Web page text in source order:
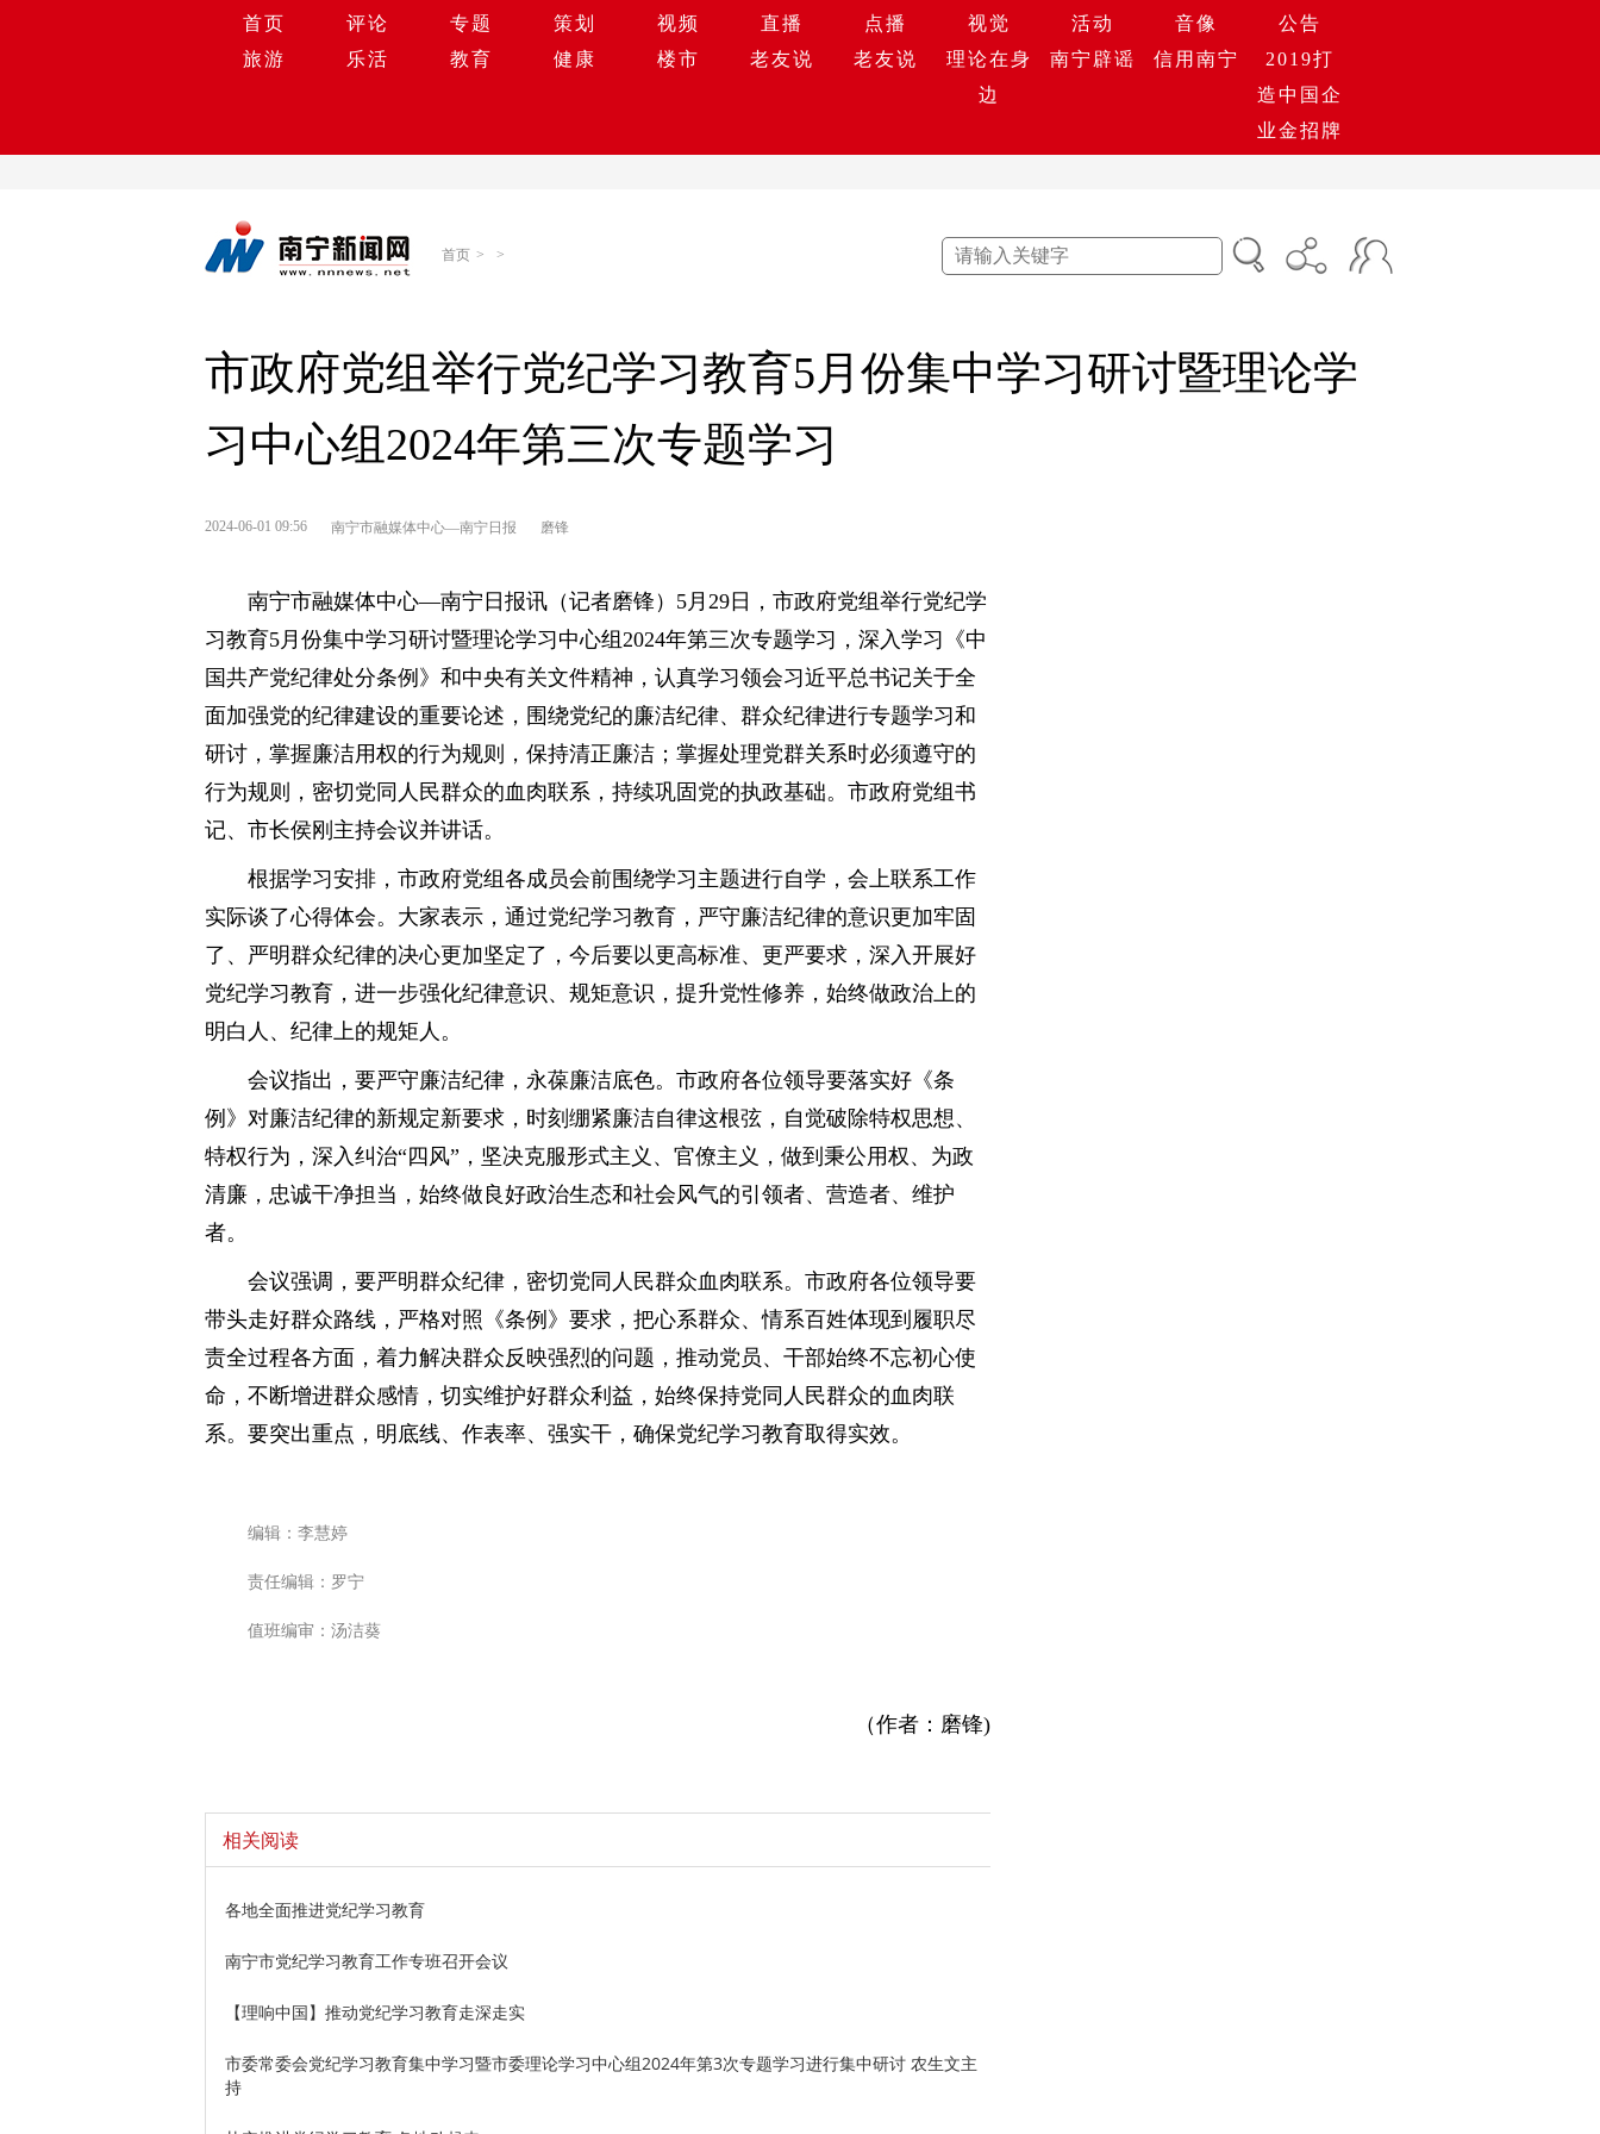
首页 评论 专题 策划 视频 直播 点播 视觉 活动 音像
公告
旅游
乐活 教育 健康 楼市 老友说 老友说
理论在身
边
南宁辟谣 信用南宁
2019打
造中国企
业金招牌
首页 > >
市政府党组举行党纪学习教育5月份集中学习研讨暨理论学
习中心组2024年第三次专题学习
2024-06-01 09:56 南宁市融媒体中心—南宁日报 磨锋
南宁市融媒体中心—南宁日报讯（记者磨锋）5月29日，市政府党组举行党纪学
习教育5月份集中学习研讨暨理论学习中心组2024年第三次专题学习，深入学习《中
国共产党纪律处分条例》和中央有关文件精神，认真学习领会习近平总书记关于全
面加强党的纪律建设的重要论述，围绕党纪的廉洁纪律、群众纪律进行专题学习和
研讨，掌握廉洁用权的行为规则，保持清正廉洁；掌握处理党群关系时必须遵守的
行为规则，密切党同人民群众的血肉联系，持续巩固党的执政基础。市政府党组书
记、市长侯刚主持会议并讲话。
根据学习安排，市政府党组各成员会前围绕学习主题进行自学，会上联系工作
实际谈了心得体会。大家表示，通过党纪学习教育，严守廉洁纪律的意识更加牢固
了、严明群众纪律的决心更加坚定了，今后要以更高标准、更严要求，深入开展好
党纪学习教育，进一步强化纪律意识、规矩意识，提升党性修养，始终做政治上的
明白人、纪律上的规矩人。
会议指出，要严守廉洁纪律，永葆廉洁底色。市政府各位领导要落实好《条
例》对廉洁纪律的新规定新要求，时刻绷紧廉洁自律这根弦，自觉破除特权思想、
特权行为，深入纠治“四风”，坚决克服形式主义、官僚主义，做到秉公用权、为政
清廉，忠诚干净担当，始终做良好政治生态和社会风气的引领者、营造者、维护
者。
会议强调，要严明群众纪律，密切党同人民群众血肉联系。市政府各位领导要
带头走好群众路线，严格对照《条例》要求，把心系群众、情系百姓体现到履职尽
责全过程各方面，着力解决群众反映强烈的问题，推动党员、干部始终不忘初心使
命，不断增进群众感情，切实维护好群众利益，始终保持党同人民群众的血肉联
系。要突出重点，明底线、作表率、强实干，确保党纪学习教育取得实效。
编辑：李慧婷
责任编辑：罗宁
值班编审：汤洁葵
（作者：磨锋)
相关阅读
各地全面推进党纪学习教育
南宁市党纪学习教育工作专班召开会议
【理响中国】推动党纪学习教育走深走实
市委常委会党纪学习教育集中学习暨市委理论学习中心组2024年第3次专题学习进行集中研讨 农生文主
持